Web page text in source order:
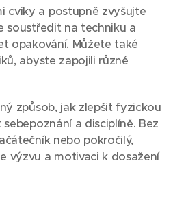
cviky a postupně zvyšujte
soustředit na techniku a
opakování. Můžete také
abyste zapojili různé
způsob, jak zlepšit fyzickou
a disciplíně. Bez
nebo pokročilý,
výzvu a motivaci k dosažení